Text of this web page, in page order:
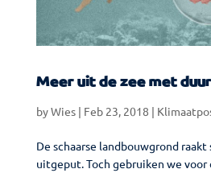
Meer uit de zee met
byWies| Feb 23, 2018 |
De schaarse landbouwgrond
uitgeput. Toch gebruiken we voor